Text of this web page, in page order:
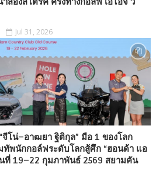
Jul 31, 2026
โน่–อาฒยา ฐิติกุล” มือ 1 ของโลก
มทัพนักกอล์ฟระดับโลกสู้ศึก “ฮอนด้า แอ
ที่ 19–22 กุมภาพันธ์ 2569 สยามคัน